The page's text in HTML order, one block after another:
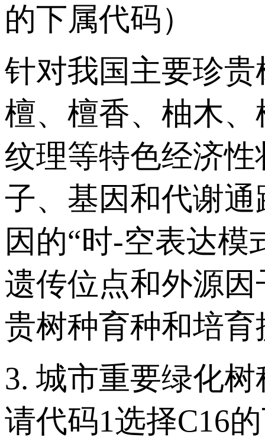
的下属代码）
针对我国主要珍
檀、檀香、柚木
纹理等特色经济
子、基因和代谢
因的“时-空表达
遗传位点和外源
贵树种育种和培
3. 城市重要绿化
请代码1选择C16